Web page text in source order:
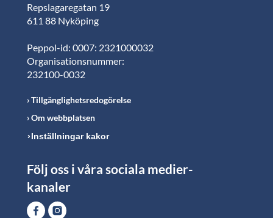
Repslagaregatan 19
611 88 Nyköping
Peppol-id: 0007: 2321000032
Organisationsnummer:
232100-0032
Tillgänglighetsredogörelse
Om webbplatsen
Inställningar kakor
Följ oss i våra sociala medier-
kanaler